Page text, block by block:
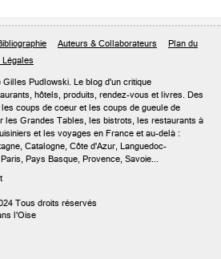
Auteurs & Collaborateurs
Plan du
Légales
Gilles Pudlowski. Le blog d'un critique
hôtels, produits, rendez-vous et livres. Des
coups de coeur et les coups de gueule de
les Grandes Tables, les bistrots, les restaurants à
et les voyages en France et au-delà :
Catalogne, Côte d'Azur, Languedoc-
Pays Basque, Provence, Savoie...
Tous droits réservés
l'Oise